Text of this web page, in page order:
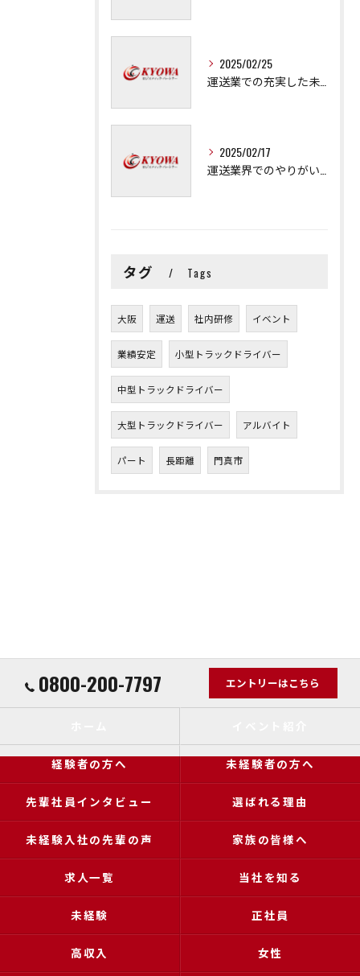
2025/02/25
2025/02/17
タグ Tags
大阪 運送 社内研修 イベント
業績安定 小型トラックドライバー
中型トラックドライバー
大型トラックドライバー アルバイト
パート 長距離 門真市
0800-200-7797 エントリーはこちら
経験者の方へ 未経験者の方へ
先輩社員インタビュー 選ばれる理由
未経験入社の先輩の声 家族の皆様へ
求人一覧 当社を知る
未経験 正社員
高収入 女性